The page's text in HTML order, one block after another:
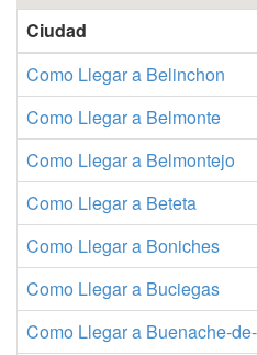
Ciudad
Como Llegar a Belinchon
Como Llegar a Belmonte
Como Llegar a Belmontejo
Como Llegar a Beteta
Como Llegar a Boniches
Como Llegar a Buciegas
Como Llegar a Buenache-